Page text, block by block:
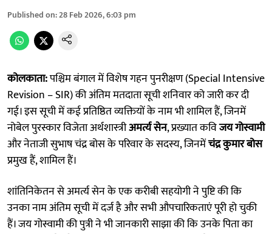
Published on:28 Feb 2026, 6:03 pm
कोलकाता:पश्चिम बंगाल में विशेष गहन पुनरीक्षण (Special Intensive
Revision – SIR) की अंतिम मतदाता सूची शनिवार को जारी कर दी
गई। इस सूची में कई प्रतिष्ठित व्यक्तियों के नाम भी शामिल हैं, जिनमें
नोबेल पुरस्कार विजेता अर्थशास्त्रीअमर्त्य सेन, प्रख्यात कविजय गोस्वामी
और नेताजी सुभाष चंद्र बोस के परिवार के सदस्य, जिनमेंचंद्र कुमार बोस
प्रमुख हैं, शामिल हैं।
शांतिनिकेतन से अमर्त्य सेन के एक करीबी सहयोगी ने पुष्टि की कि
उनका नाम अंतिम सूची में दर्ज है और सभी औपचारिकताएं पूरी हो चुकी
हैं। जय गोस्वामी की पुत्री ने भी जानकारी साझा की कि उनके पिता का